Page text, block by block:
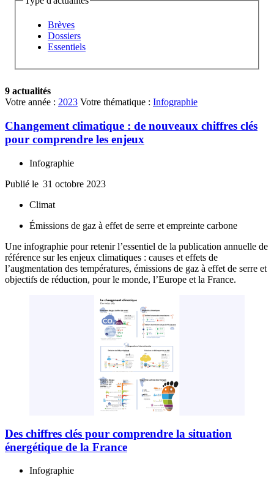
Brèves
Dossiers
Essentiels
9 actualités
Votre année : 2023 Votre thématique : Infographie
Changement climatique : de nouveaux chiffres clés
pour comprendre les enjeux
Infographie
Publié le 31 octobre 2023
Climat
Émissions de gaz à effet de serre et empreinte carbone
Une infographie pour retenir l’essentiel de la publication annuelle de
référence sur les enjeux climatiques : causes et effets de
l’augmentation des températures, émissions de gaz à effet de serre et
objectifs de réduction, pour le monde, l’Europe et la France.
Des chiffres clés pour comprendre la situation
énergétique de la France
Infographie